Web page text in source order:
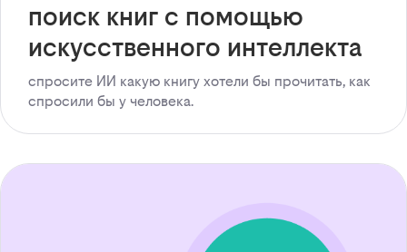
поиск книг с помощью
искусственного интеллекта
спросите ИИ какую книгу хотели бы прочитать, как
спросили бы у человека.